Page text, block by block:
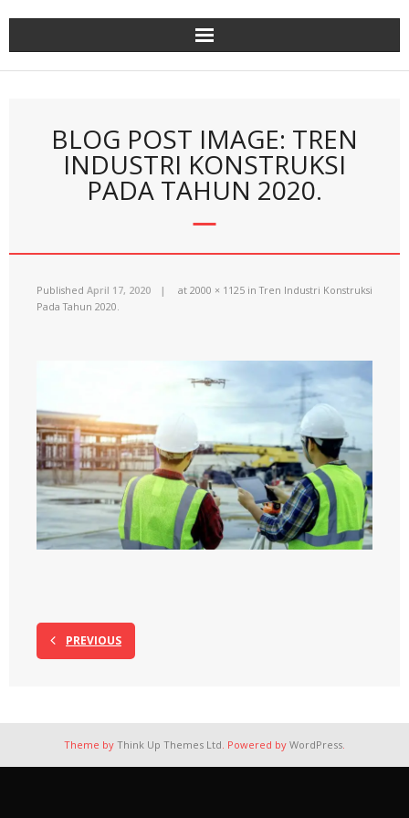
BLOG POST IMAGE: TREN
INDUSTRI KONSTRUKSI
PADA TAHUN 2020.
Published April 17, 2020 at 2000 × 1125 inTren Industri Konstruksi
Pada Tahun 2020.
PREVIOUS
Theme by Think Up Themes Ltd . Powered by WordPress